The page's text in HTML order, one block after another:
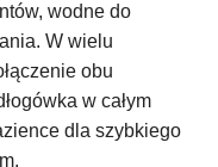
wodne do
W wielu
obu
w całym
dla szybkiego